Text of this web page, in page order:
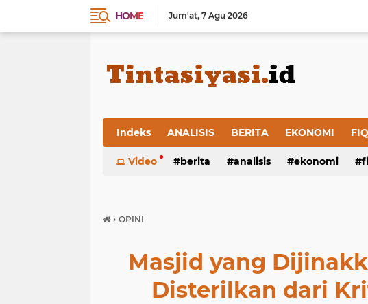
HOME Jum'at 7 Agu 2026
Indeks ANALISIS BERITA EKONOMI
Video berita analisis ekonomi
› OPINI
Masjid yang
Disterilkan dari